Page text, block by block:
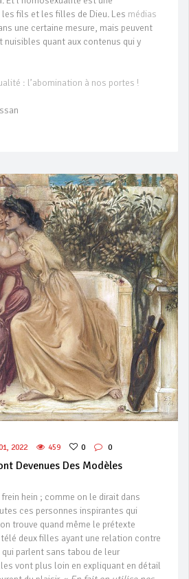
fils et les filles de Dieu. Les médias
une certaine mesure, mais peuvent
nuisibles quant aux contenus qui y
: l’abomination à nos portes !
2022 459 0 0
Devenues Des Modèles
frein hein ; comme on le dirait dans
ces personnes inspirantes qui
trouve quand même le prétexte
télé deux filles ayant une relation contre
parlent sans tabou de leur
vont plus loin en expliquant en détail